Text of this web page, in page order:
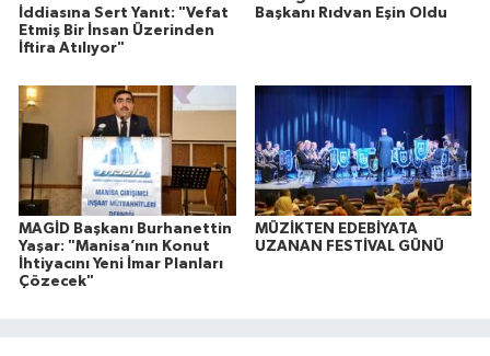
İddiasına Sert Yanıt: "Vefat
Etmiş Bir İnsan Üzerinden
İftira Atılıyor"
Başkanı Rıdvan Eşin Oldu
MAGİD Başkanı Burhanettin
Yaşar: "Manisa’nın Konut
İhtiyacını Yeni İmar Planları
Çözecek"
MÜZİKTEN EDEBİYATA
UZANAN FESTİVAL GÜNÜ